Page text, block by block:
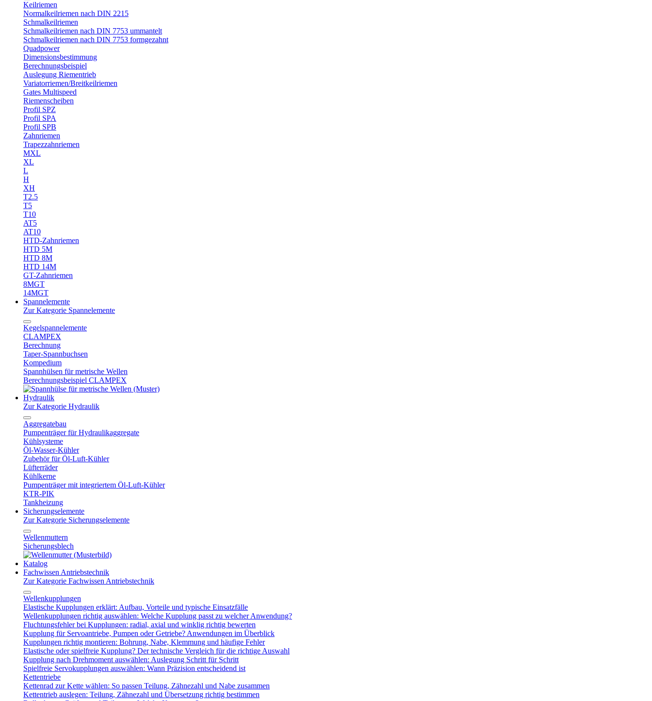
Keilriemen
Normalkeilriemen nach DIN 2215
Schmalkeilriemen
Schmalkeilriemen nach DIN 7753 ummantelt
Schmalkeilriemen nach DIN 7753 formgezahnt
Quadpower
Dimensionsbestimmung
Berechnungsbeispiel
Auslegung Riementrieb
Variatorriemen/Breitkeilriemen
Gates Multispeed
Riemenscheiben
Profil SPZ
Profil SPA
Profil SPB
Zahnriemen
Trapezzahnriemen
MXL
XL
L
H
XH
T2.5
T5
T10
AT5
AT10
HTD-Zahnriemen
HTD 5M
HTD 8M
HTD 14M
GT-Zahnriemen
8MGT
14MGT
Spannelemente
Zur Kategorie Spannelemente
Kegelspannelemente
CLAMPEX
Berechnung
Taper-Spannbuchsen
Kompedium
Spannhülsen für metrische Wellen
Berechnungsbeispiel CLAMPEX
Hydraulik
Zur Kategorie Hydraulik
Aggregatebau
Pumpenträger für Hydraulikaggregate
Kühlsysteme
Öl-Wasser-Kühler
Zubehör für Öl-Luft-Kühler
Lüfterräder
Kühlkerne
Pumpenträger mit integriertem Öl-Luft-Kühler
KTR-PIK
Tankheizung
Sicherungselemente
Zur Kategorie Sicherungselemente
Wellenmuttern
Sicherungsblech
Katalog
Fachwissen Antriebstechnik
Zur Kategorie Fachwissen Antriebstechnik
Wellenkupplungen
Elastische Kupplungen erklärt: Aufbau, Vorteile und typische Einsatzfälle
Wellenkupplungen richtig auswählen: Welche Kupplung passt zu welcher Anwendung?
Fluchtungsfehler bei Kupplungen: radial, axial und winklig richtig bewerten
Kupplung für Servoantriebe, Pumpen oder Getriebe? Anwendungen im Überblick
Kupplungen richtig montieren: Bohrung, Nabe, Klemmung und häufige Fehler
Elastische oder spielfreie Kupplung? Der technische Vergleich für die richtige Auswahl
Kupplung nach Drehmoment auswählen: Auslegung Schritt für Schritt
Spielfreie Servokupplungen auswählen: Wann Präzision entscheidend ist
Kettentriebe
Kettenrad zur Kette wählen: So passen Teilung, Zähnezahl und Nabe zusammen
Kettentrieb auslegen: Teilung, Zähnezahl und Übersetzung richtig bestimmen